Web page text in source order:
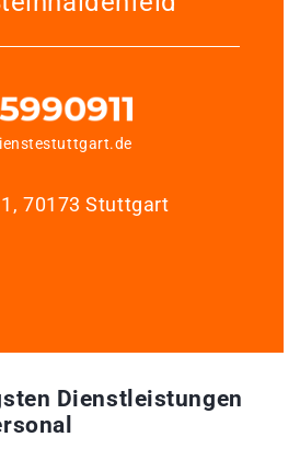
70173 Stuttgart
Dienstleistungen